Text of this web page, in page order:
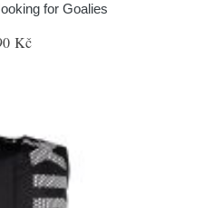
for Goalies
Kč